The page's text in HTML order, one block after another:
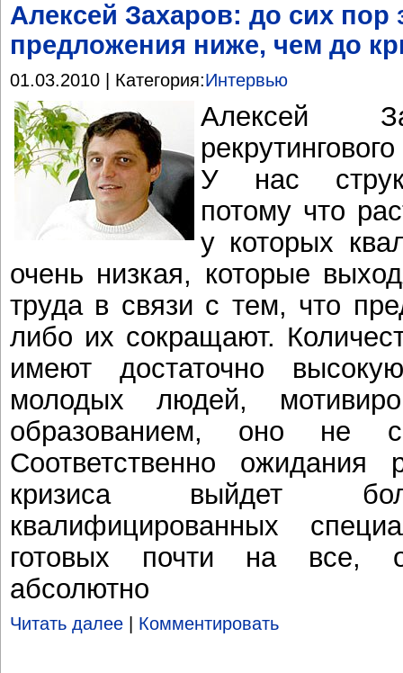
Алексей Захаров: до сих пор
предложения ниже, чем до
01.03.2010 | Категория:Интервью
Алексей
У нас
потому что
у которых
очень низкая, которые
труда в связи с тем, что
либо их сокращают.
имеют достаточно
молодых людей,
образованием, оно не
Соответственно
кризиса выйдет
квалифицированных
готовых почти на все,
абсолютно
Читать далее Комментировать